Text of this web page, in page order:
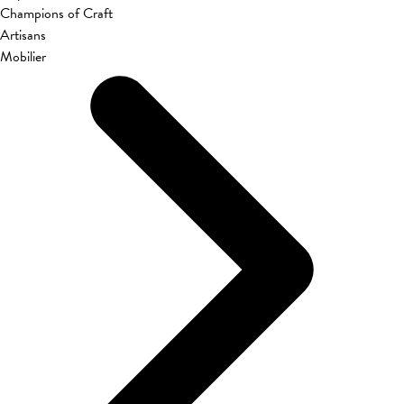
Champions of Craft
Artisans
Mobilier